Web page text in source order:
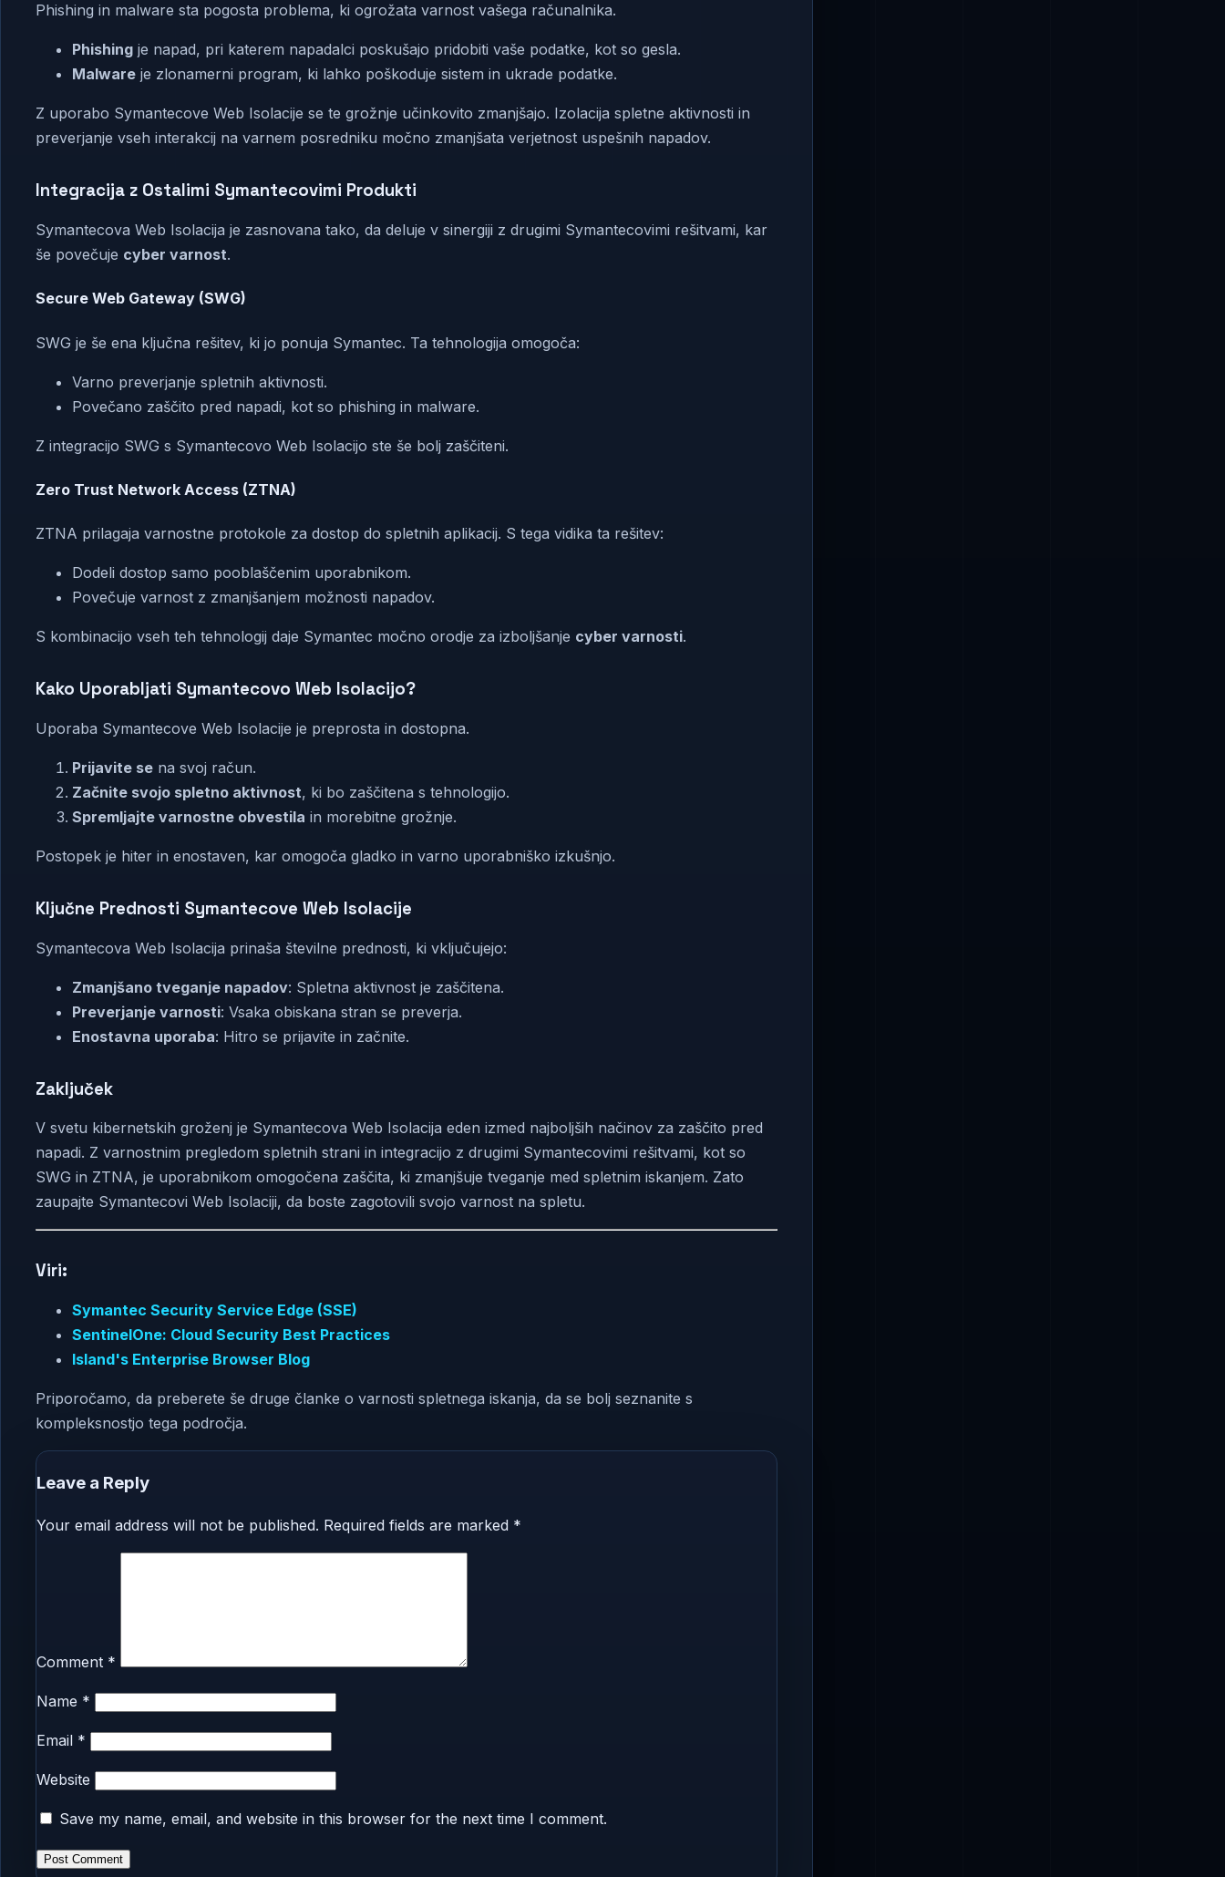
Phishing in malware sta pogosta problema, ki ogrožata varnost vašega računalnika.
Phishing je napad, pri katerem napadalci poskušajo pridobiti vaše podatke, kot so gesla.
Malware je zlonamerni program, ki lahko poškoduje sistem in ukrade podatke.
Z uporabo Symantecove Web Isolacije se te grožnje učinkovito zmanjšajo. Izolacija spletne aktivnosti in
preverjanje vseh interakcij na varnem posredniku močno zmanjšata verjetnost uspešnih napadov.
Integracija z Ostalimi Symantecovimi Produkti
Symantecova Web Isolacija je zasnovana tako, da deluje v sinergiji z drugimi Symantecovimi rešitvami, kar
še povečuje cyber varnost.
Secure Web Gateway (SWG)
SWG je še ena ključna rešitev, ki jo ponuja Symantec. Ta tehnologija omogoča:
Varno preverjanje spletnih aktivnosti.
Povečano zaščito pred napadi, kot so phishing in malware.
Z integracijo SWG s Symantecovo Web Isolacijo ste še bolj zaščiteni.
Zero Trust Network Access (ZTNA)
ZTNA prilagaja varnostne protokole za dostop do spletnih aplikacij. S tega vidika ta rešitev:
Dodeli dostop samo pooblaščenim uporabnikom.
Povečuje varnost z zmanjšanjem možnosti napadov.
S kombinacijo vseh teh tehnologij daje Symantec močno orodje za izboljšanje cyber varnosti.
Kako Uporabljati Symantecovo Web Isolacijo?
Uporaba Symantecove Web Isolacije je preprosta in dostopna.
Prijavite se na svoj račun.
Začnite svojo spletno aktivnost, ki bo zaščitena s tehnologijo.
Spremljajte varnostne obvestila in morebitne grožnje.
Postopek je hiter in enostaven, kar omogoča gladko in varno uporabniško izkušnjo.
Ključne Prednosti Symantecove Web Isolacije
Symantecova Web Isolacija prinaša številne prednosti, ki vključujejo:
Zmanjšano tveganje napadov: Spletna aktivnost je zaščitena.
Preverjanje varnosti: Vsaka obiskana stran se preverja.
Enostavna uporaba: Hitro se prijavite in začnite.
Zaključek
V svetu kibernetskih groženj je Symantecova Web Isolacija eden izmed najboljših načinov za zaščito pred
napadi. Z varnostnim pregledom spletnih strani in integracijo z drugimi Symantecovimi rešitvami, kot so
SWG in ZTNA, je uporabnikom omogočena zaščita, ki zmanjšuje tveganje med spletnim iskanjem. Zato
zaupajte Symantecovi Web Isolaciji, da boste zagotovili svojo varnost na spletu.
Viri:
Symantec Security Service Edge (SSE)
SentinelOne: Cloud Security Best Practices
Island's Enterprise Browser Blog
Priporočamo, da preberete še druge članke o varnosti spletnega iskanja, da se bolj seznanite s
kompleksnostjo tega področja.
Leave a Reply
Your email address will not be published. Required fields are marked *
Comment *
Name *
Email *
Website
Save my name, email, and website in this browser for the next time I comment.